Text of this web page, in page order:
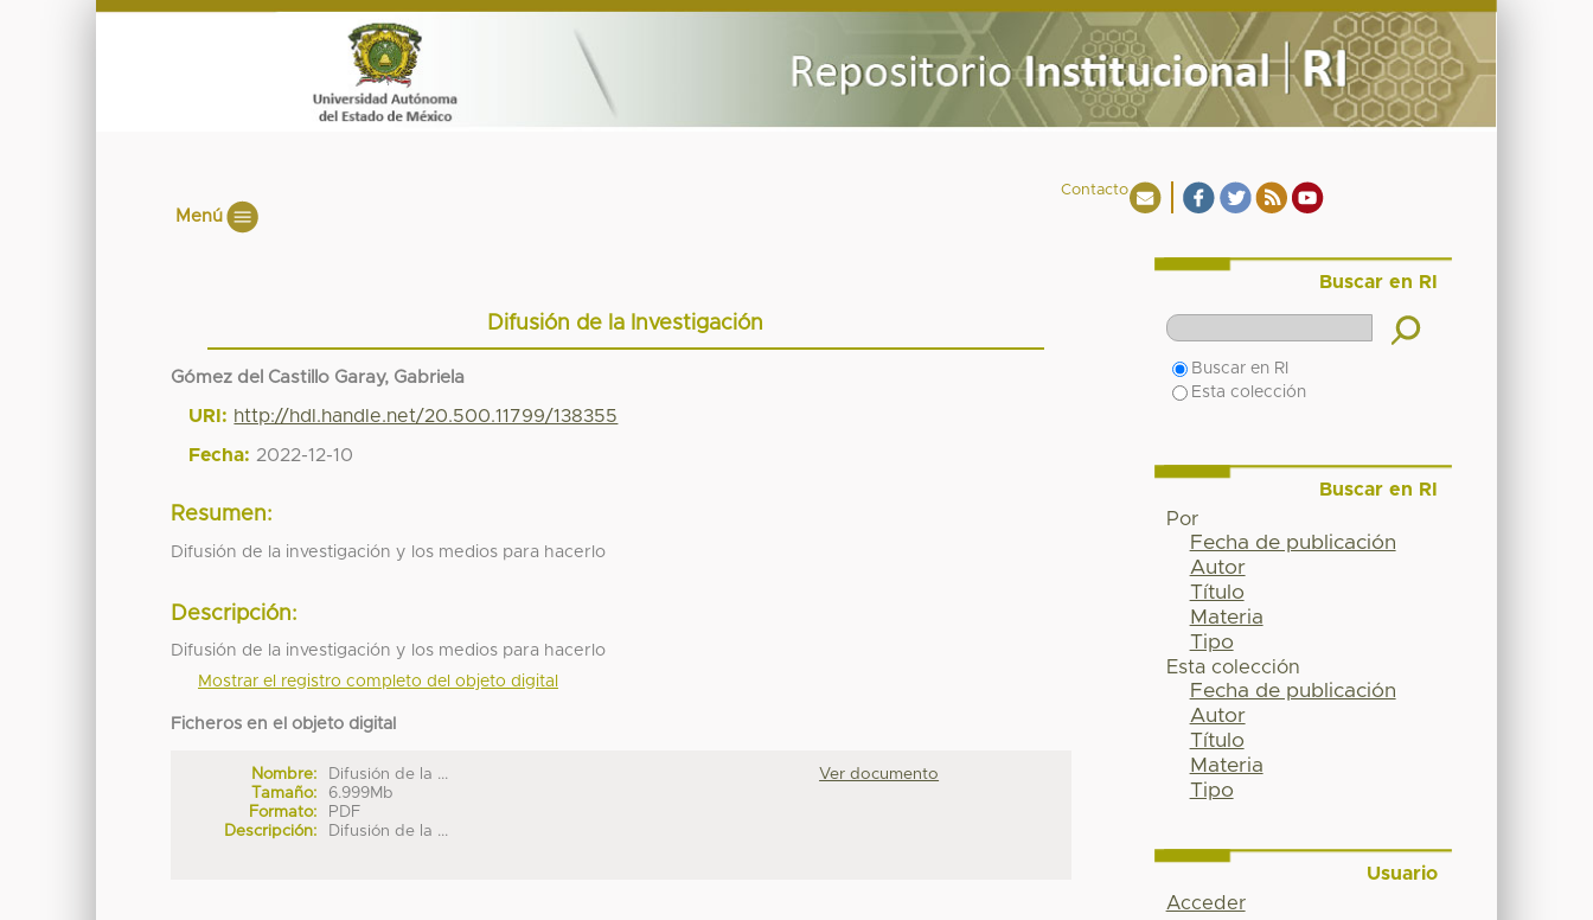
Contacto
Menú
Difusión de la Investigación
Gómez del Castillo Garay, Gabriela
URI: http://hdl.handle.net/20.500.11799/138355
Fecha: 2022-12-10
Resumen:
Difusión de la investigación y los medios para hacerlo
Descripción:
Difusión de la investigación y los medios para hacerlo
Mostrar el registro completo del objeto digital
Ficheros en el objeto digital
Nombre:
Difusión de la ...
Tamaño:
6.999Mb
Formato:
PDF
Descripción:
Difusión de la ...
Ver documento
Buscar en RI
Buscar en RI
Esta colección
Buscar en RI
Por
Fecha de publicación
Autor
Título
Materia
Tipo
Esta colección
Fecha de publicación
Autor
Título
Materia
Tipo
Usuario
Acceder